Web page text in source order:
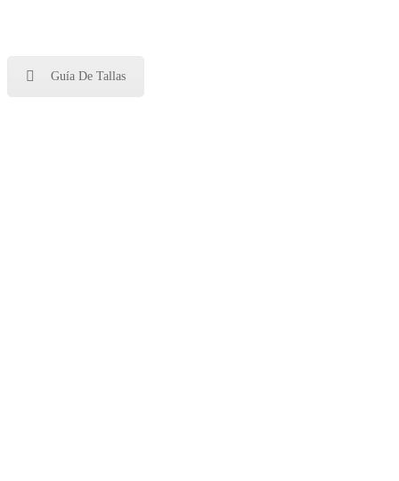
Guía De Tallas